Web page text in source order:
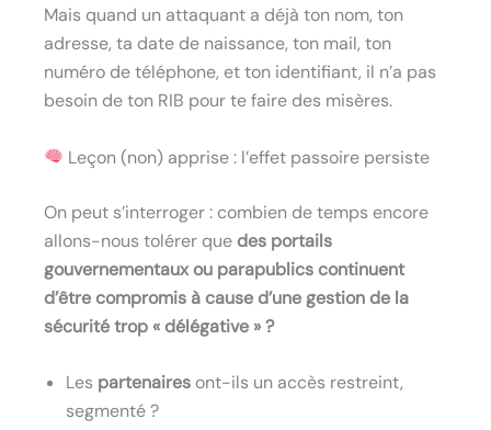
Mais quand un attaquant a déjà ton nom, ton
adresse, ta date de naissance, ton mail, ton
numéro de téléphone, et ton identifiant, il n’a pas
besoin de ton RIB pour te faire des misères.
Leçon (non) apprise : l’effet passoire persiste
On peut s’interroger : combien de temps encore
allons-nous tolérer quedes portails
gouvernementaux ou parapublics continuent
d’être compromis à cause d’une gestion de la
sécurité trop « délégative » ?
Les partenaires ont-ils un accès restreint,
segmenté ?